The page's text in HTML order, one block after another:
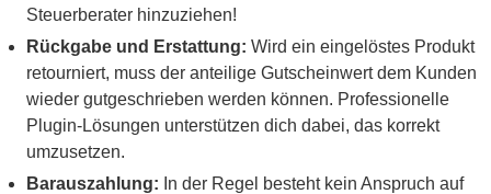
Steuerberater hinzuziehen!
Rückgabe und Erstattung: Wird ein eingelöstes Produkt
retourniert, muss der anteilige Gutscheinwert dem Kunden
wieder gutgeschrieben werden können. Professionelle
Plugin-Lösungen unterstützen dich dabei, das korrekt
umzusetzen.
Barauszahlung: In der Regel besteht kein Anspruch auf